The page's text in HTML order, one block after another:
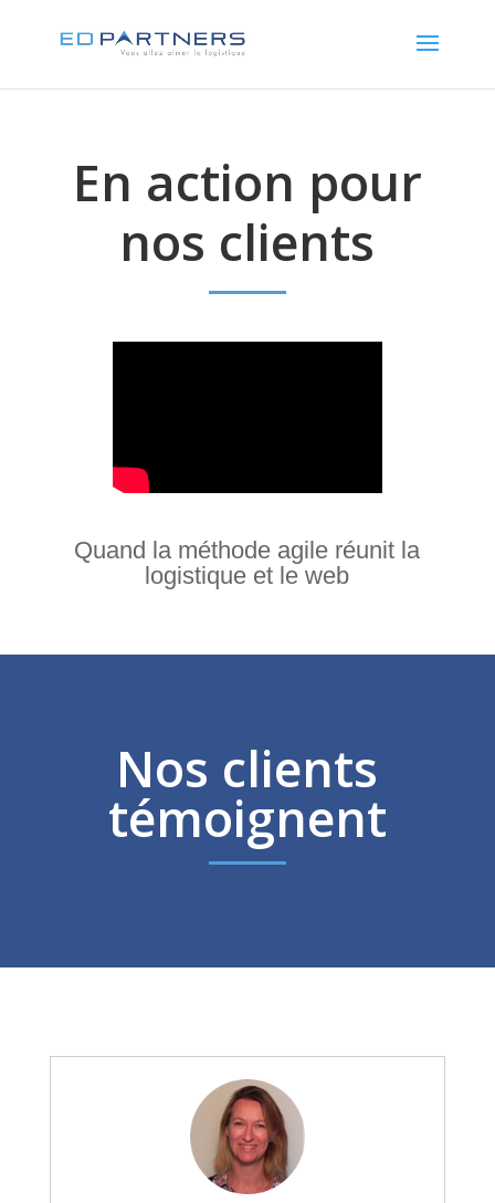
En action pour
nos clients
Quand la méthode agile réunit la
logistique et le web
Nos clients
témoignent